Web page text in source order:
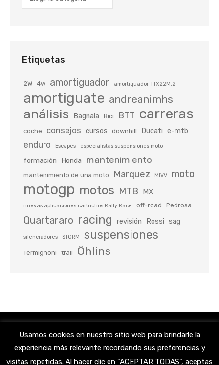
Etiquetas
2W 4w amortiguador amortiguador TTX22M.2
amortiguate andreanimhs
análisis Bagnaia Bici BTT carreras
coche consejos cursos downhill Ducati e-mtb
enduro Escapes especialistas suspensiones moto
formación Honda mantenimiento
mantenimiento de una moto Marquez MIVV moto
motogp motos MTB MX
nuevas aplicaciones cartuchos Rally Race off-road Pedrosa
Quartararo racing revisión Rossi sag
silenciadores STORM suspensiones
Termignoni trail Öhlins
Usamos cookies en nuestro sitio web para brindarle la
experiencia más relevante recordando sus preferencias y
visitas repetidas. Al hacer clic en "ACEPTAR TODAS", aceptas